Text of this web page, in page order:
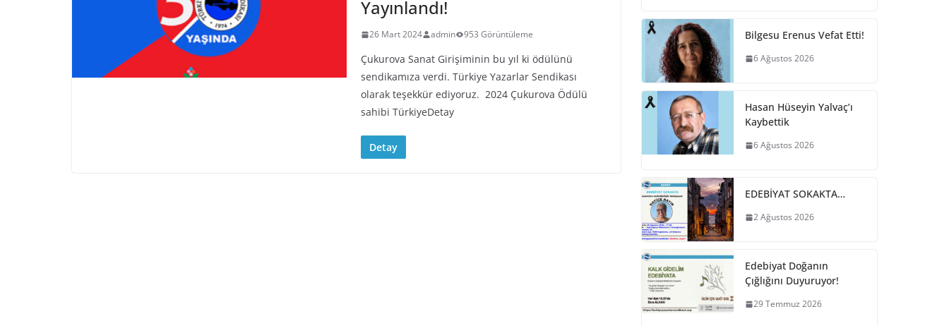
Yayınlandı!
26 Mart 2024 admin 953 Görüntüleme
Çukurova Sanat Girişiminin bu yıl ki ödülünü
sendikamıza verdi. Türkiye Yazarlar Sendikası
olarak teşekkür ediyoruz. 2024 Çukurova Ödülü
sahibi TürkiyeDetay
Detay
Bilgesu Erenus Vefat Etti!
6 Ağustos 2026
Hasan Hüseyin Yalvaç’ı
Kaybettik
6 Ağustos 2026
EDEBİYAT SOKAKTA…
2 Ağustos 2026
Edebiyat Doğanın
Çığlığını Duyuruyor!
29 Temmuz 2026